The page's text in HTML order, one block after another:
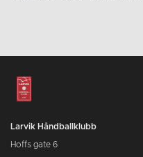
Larvik Håndballklubb
Hoffs gate 6